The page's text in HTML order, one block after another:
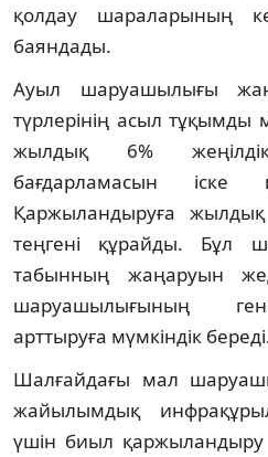
қолдау шараларының
баяндады.
Ауыл шаруашылығы
түрлерінің асыл тұқымды
жылдық 6%
бағдарламасын іске
Қаржыландыруға
теңгені құрайды. Бұл
табынның жаңаруын
шаруашылығының
арттыруға мүмкіндік
Шалғайдағы мал
жайылымдық
үшін биыл қаржыландыру